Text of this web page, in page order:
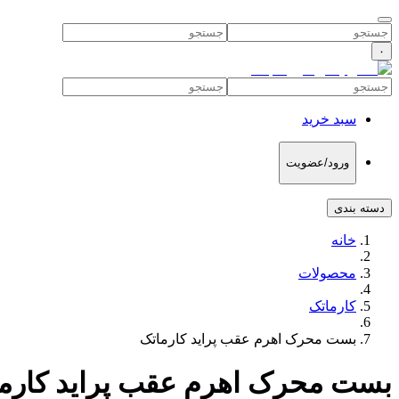
۰
سبد خرید
ورود/عضویت
دسته بندی
خانه
محصولات
کارماتک
بست محرک اهرم عقب پراید کارماتک
بست محرک اهرم عقب پراید